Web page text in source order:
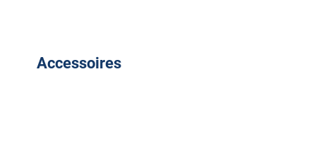
Accessoires